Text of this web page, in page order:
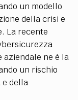
un modello
della crisi e
La recente
aziendale ne è la
un rischio
della